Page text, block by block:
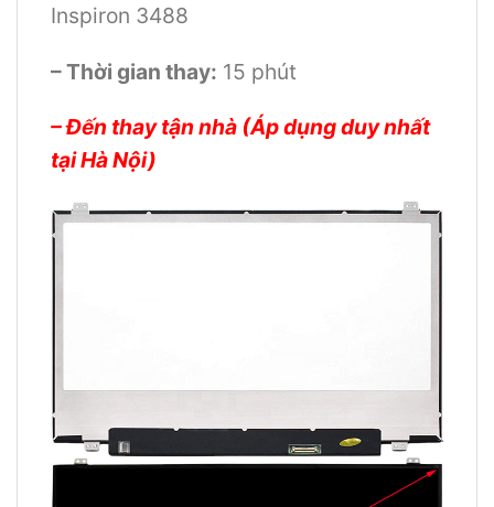
Inspiron 3488
– Thời gian thay: 15 phút
– Đến thay tận nhà (Áp dụng duy nhất
tại Hà Nội)